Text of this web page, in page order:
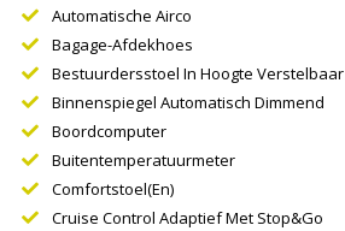
Automatische Airco
Bagage-Afdekhoes
Bestuurdersstoel In Hoogte Verstelbaar
Binnenspiegel Automatisch Dimmend
Boordcomputer
Buitentemperatuurmeter
Comfortstoel(en)
Cruise Control Adaptief Met Stop&go